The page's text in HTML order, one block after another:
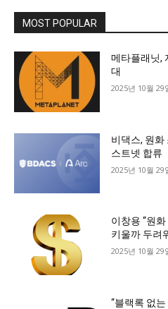
MOST POPULAR
메타플래닛,
대
2025년 10월 29
비댁스, 원화
스트넷 합류
2025년 10월 29
이창용 “원
키울까 두려
2025년 10월 29
“블랙록 없